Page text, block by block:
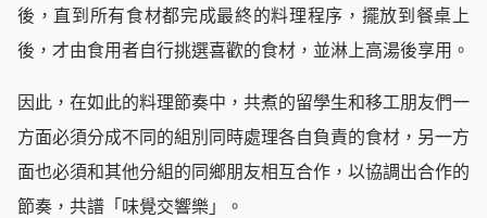
後，直到所有食材都完成最終的料理程序，擺放到餐桌上
後，才由食用者自行挑選喜歡的食材，並淋上高湯後享用。
因此，在如此的料理節奏中，共煮的留學生和移工朋友們一
方面必須分成不同的組別同時處理各自負責的食材，另一方
面也必須和其他分組的同鄉朋友相互合作，以協調出合作的
節奏，共譜「味覺交響樂」。